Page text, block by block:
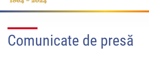
Comunicate de presă